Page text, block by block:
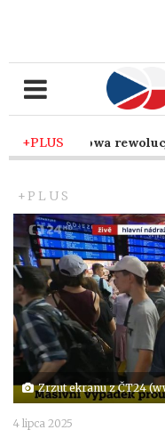
+PLUS
- Cyfrowa rewolucja
+PLUS
Zrzut ekranu z ČT24
4 lipca 2025